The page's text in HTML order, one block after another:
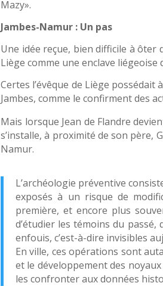
Mazy».
Jambes-Namur : Un pas
Une idée reçue, bien difficile à ôter
Liège comme une enclave liégeoise
Certes l’évêque de Liège
Jambes, comme le confirment des
Mais lorsque Jean de Flandre
s’installe, à proximité de son père,
Namur.
L’archéologie préventive
exposés à un risque de
première, et encore plus
d’étudier les témoins du
enfouis, c’est-à-dire invisibles
En ville, ces opérations sont
et le développement des
les confronter aux données